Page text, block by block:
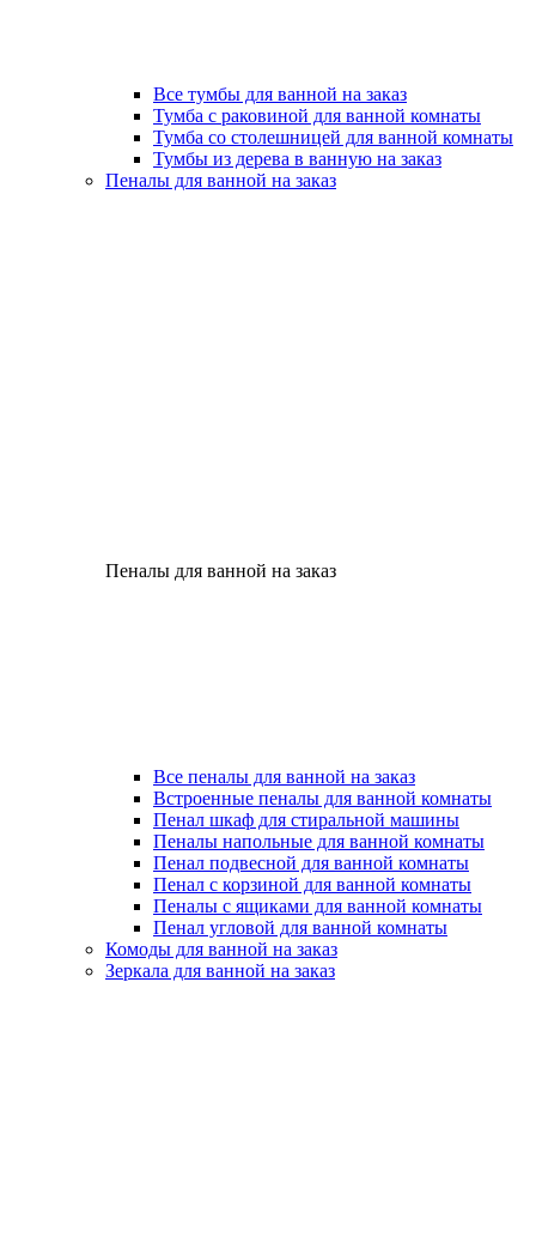
Все тумбы для ванной на заказ
Тумба с раковиной для ванной комнаты
Тумба со столешницей для ванной комнаты
Тумбы из дерева в ванную на заказ
Пеналы для ванной на заказ
Пеналы для ванной на заказ
Все пеналы для ванной на заказ
Встроенные пеналы для ванной комнаты
Пенал шкаф для стиральной машины
Пеналы напольные для ванной комнаты
Пенал подвесной для ванной комнаты
Пенал с корзиной для ванной комнаты
Пеналы с ящиками для ванной комнаты
Пенал угловой для ванной комнаты
Комоды для ванной на заказ
Зеркала для ванной на заказ